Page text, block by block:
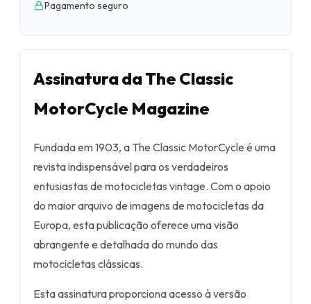
Pagamento seguro
Assinatura da The Classic
MotorCycle Magazine
Fundada em 1903, a The Classic MotorCycle é uma
revista indispensável para os verdadeiros
entusiastas de motocicletas vintage. Com o apoio
do maior arquivo de imagens de motocicletas da
Europa, esta publicação oferece uma visão
abrangente e detalhada do mundo das
motocicletas clássicas.
Esta assinatura proporciona acesso à versão